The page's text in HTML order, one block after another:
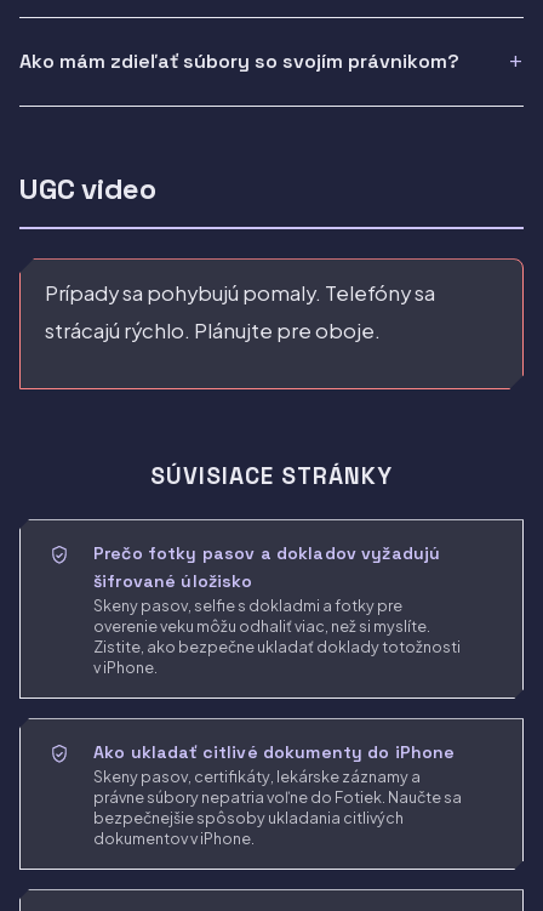
Ako mám zdieľať súbory so svojím právnikom?
UGC video
Prípady sa pohybujú pomaly. Telefóny sa
strácajú rýchlo. Plánujte pre oboje.
SÚVISIACE STRÁNKY
Prečo fotky pasov a dokladov vyžadujú
šifrované úložisko
Skeny pasov, selfie s dokladmi a fotky pre
overenie veku môžu odhaliť viac, než si myslíte.
Zistite, ako bezpečne ukladať doklady totožnosti
v iPhone.
Ako ukladať citlivé dokumenty do iPhone
Skeny pasov, certifikáty, lekárske záznamy a
právne súbory nepatria voľne do Fotiek. Naučte sa
bezpečnejšie spôsoby ukladania citlivých
dokumentov v iPhone.